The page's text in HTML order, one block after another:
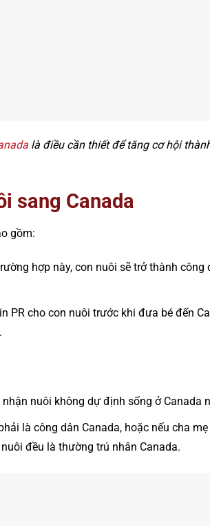
là điều cần thiết để tăng cơ hội
sang Canada
gồm:
hợp này, con nuôi sẽ trở thành công
PR cho con nuôi trước khi đưa bé đến
nuôi không dự định sống ở Canada
là công dân Canada, hoặc nếu cha
đều là thường trú nhân Canada.